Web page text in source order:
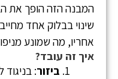
המבנה הזה הופך את
שינוי בבלוק אחד
אחריו, מה שמונע
איך זה עובד?
ביזור: